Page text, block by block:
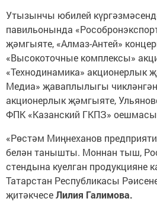
Утызынчы юбилей
павильонында
җәмгыяте, «Алмаз-Антей»
«Высокоточные комплексы»
«Технодинамика» акционерлык
Медиа» җаваплылыгы
акционерлык җәмгыяте,
ФПК «Казанский ГКПЗ» оешмасы
«Рөстәм Миңнеханов
белән танышты. Моннан тыш,
стендына куелган продукцияне
Татарстан Республикасы
җитәкчесеЛилия Галимова.